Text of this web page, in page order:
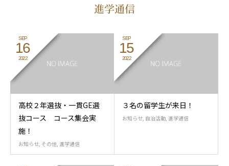
進学通信
SEP
16
2022
高校２年選抜・一貫GE選
抜コース コース集会実
施！
お知らせ その他 進学通信
SEP
15
2022
３名の留学生が来日！
お知らせ 自治活動 進学通信